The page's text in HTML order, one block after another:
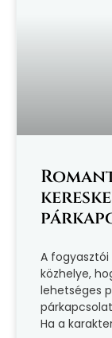
A
közhelye,
lehetséges
Ha a